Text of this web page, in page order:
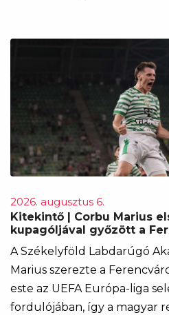
2026. augusztus 6.
Kitekintő | Corbu Marius
kupagóljával győzött a
A Székelyföld Labdarúgó
Marius szerezte a
este az UEFA Európa-liga
fordulójában, így a magyar